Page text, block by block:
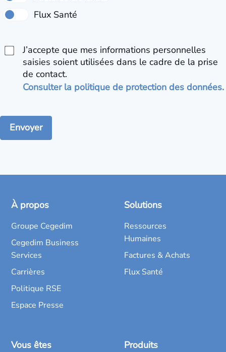
J’accepte que mes informations personnelles
saisies soient utilisées dans le cadre de la prise
de contact.
Consulter la politique de protection des données.
À propos
Groupe Cegedim
Cegedim Business
Services
Carrières
Politique RSE
Espace Presse
Solutions
Ressources
Humaines
Factures & Achats
Flux Santé
Vous êtes Produits